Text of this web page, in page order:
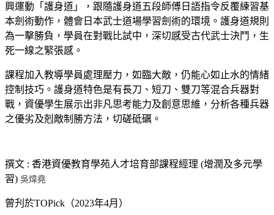
興運動「護身道」，跟隨護身道五段師傅日語指令反覆練習基
本劍術動作，體會日本武士道場學習劍術的環境。護身道規則
為一擊勝負，學員在對戰比試中，深切感受古代武士決鬥，生
死一線之緊張感。
課程加入教導學員處理壓力，如臨大敵，仍能心如止水的情緒
控制技巧。護身道特色是有長刀、短刀、雙刀等混合兵器對
戰，資優學生展示出非凡思考能力及創意思維，分析各種兵器
之優劣及剋敵制勝方法，切磋砥礪。
撰文 : 香港資優教育學苑人才培育部課程經理 (增潤及多元學
習) 吳煒堯
曾刋於TOPick（2023年4月）